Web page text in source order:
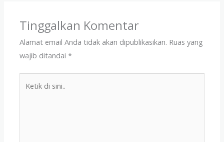
Tinggalkan Komentar
Alamat email Anda tidak akan dipublikasikan. Ruas yang
wajib ditandai*